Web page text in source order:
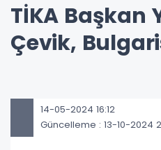
TİKA Başkan
Çevik,
14-05-2024 16:12
Güncelleme : 13-10-2024